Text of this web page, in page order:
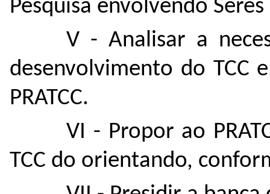
Pesquisa envolvendo
V - Analisar a
desenvolvimento do TCC
PRATCC.
VI - Propor ao
TCC do orientando,